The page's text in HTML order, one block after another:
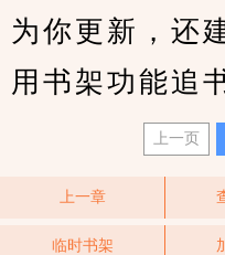
为你更新，还
用书架功能追
上一页
上一章
临时书架